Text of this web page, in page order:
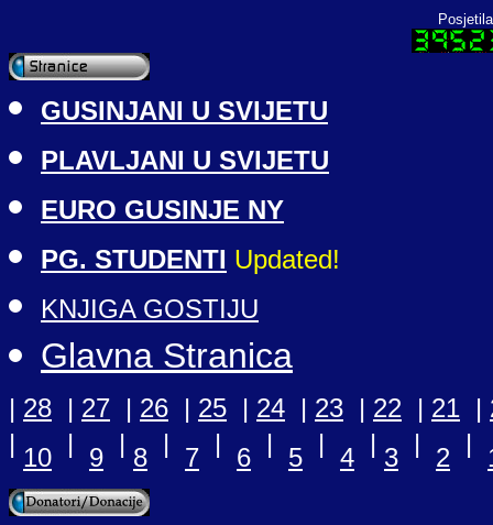
GUSINJANI U SVIJETU
PLAVLJANI U SVIJETU
EURO GUSINJE NY
PG. STUDENTI Updated!
KNJIGA GOSTIJU
Glavna Stranica
| 28 | 27 | 26 | 25 | 24 | 23 | 22 | 21 |
| 10 | 9 | 8 | 7 | 6 | 5 | 4 | 3 | 2 |